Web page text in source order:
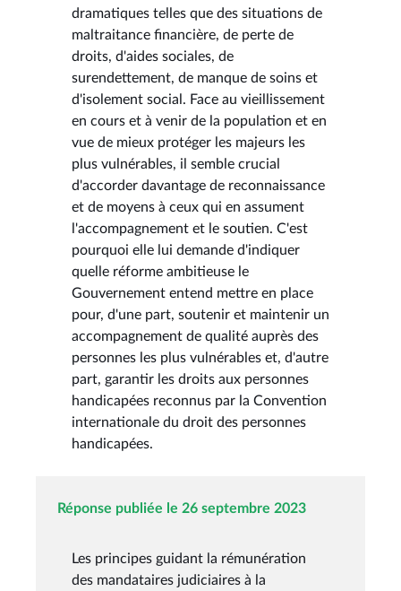
dramatiques telles que des situations de
maltraitance financière, de perte de
droits, d'aides sociales, de
surendettement, de manque de soins et
d'isolement social. Face au vieillissement
en cours et à venir de la population et en
vue de mieux protéger les majeurs les
plus vulnérables, il semble crucial
d'accorder davantage de reconnaissance
et de moyens à ceux qui en assument
l'accompagnement et le soutien. C'est
pourquoi elle lui demande d'indiquer
quelle réforme ambitieuse le
Gouvernement entend mettre en place
pour, d'une part, soutenir et maintenir un
accompagnement de qualité auprès des
personnes les plus vulnérables et, d'autre
part, garantir les droits aux personnes
handicapées reconnus par la Convention
internationale du droit des personnes
handicapées.
Réponse publiée le 26 septembre 2023
Les principes guidant la rémunération
des mandataires judiciaires à la